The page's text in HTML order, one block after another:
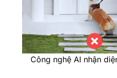
Công nghệ AI nhận